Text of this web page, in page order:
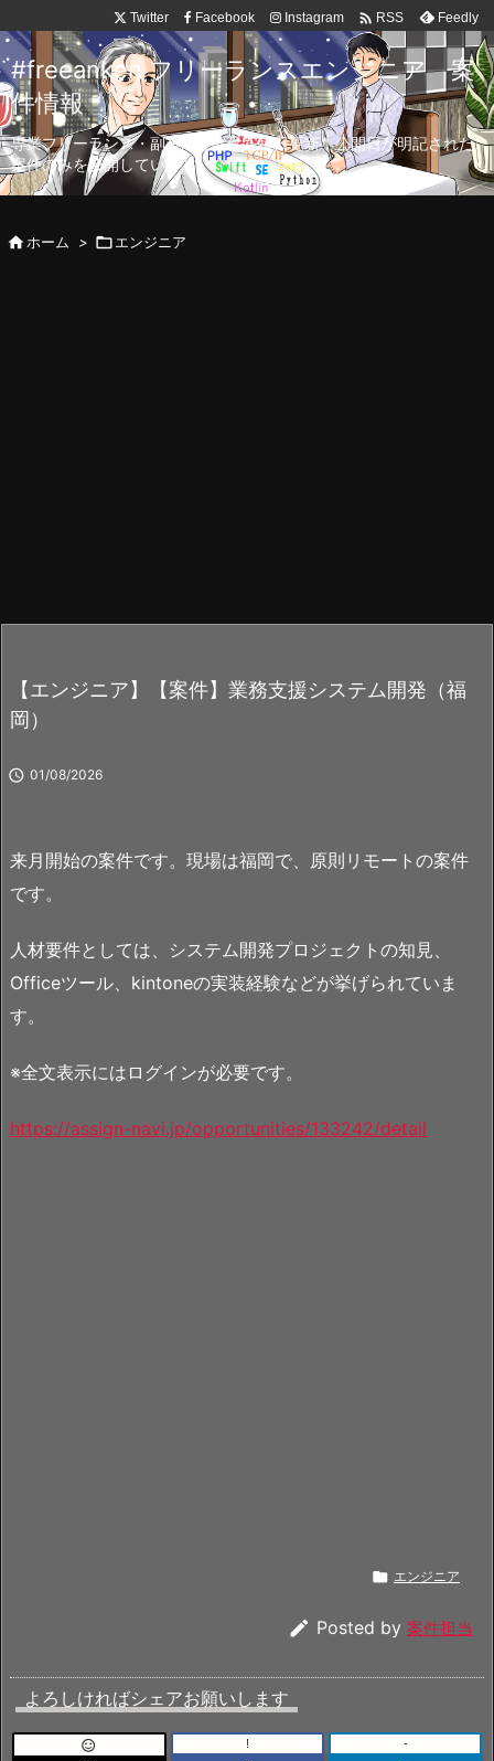
Twitter Facebook Instagram  RSS Feedly
#freeanken フリーランスエンジニア 案
件情報
専業フリーランス・副業向け案件を毎日更新！公開日が明記された
案件のみを公開しています。
ホーム > エンジニア
【エンジニア】【案件】業務支援システム開発（福
岡）
 01/08/2026
来月開始の案件です。現場は福岡で、原則リモートの案件
です。
人材要件としては、システム開発プロジェクトの知見、
Officeツール、kintoneの実装経験などが挙げられていま
す。
※全文表示にはログインが必要です。
https://assign-navi.jp/opportunities/133242/detail
 エンジニア
 Posted by 案件担当
よろしければシェアお願いします
 ! -